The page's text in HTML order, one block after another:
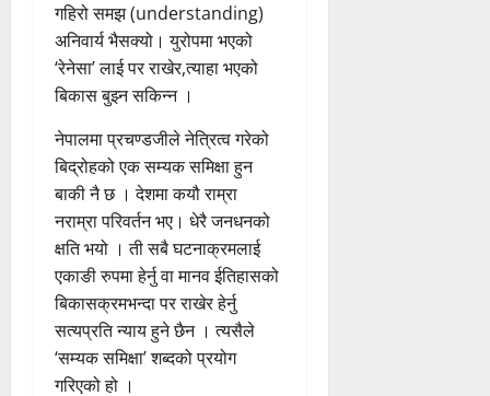
गहिरो समझ (understanding)
अनिवार्य भैसक्यो। युरोपमा भएको
‘रेनेसा’ लाई पर राखेर,त्याहा भएको
बिकास बुझ्न सकिन्न ।
नेपालमा प्रचण्डजीले नेत्रित्व गरेको
बिद्रोहको एक सम्यक समिक्षा हुन
बाकी नै छ । देशमा कयौ राम्रा
नराम्रा परिवर्तन भए। धेरै जनधनको
क्षति भयो । ती सबै घटनाक्रमलाई
एकाङी रुपमा हेर्नु वा मानव ईतिहासको
बिकासक्रमभन्दा पर राखेर हेर्नु
सत्यप्रति न्याय हुने छैन । त्यसैले
‘सम्यक समिक्षा’ शब्दको प्रयोग
गरिएको हो ।